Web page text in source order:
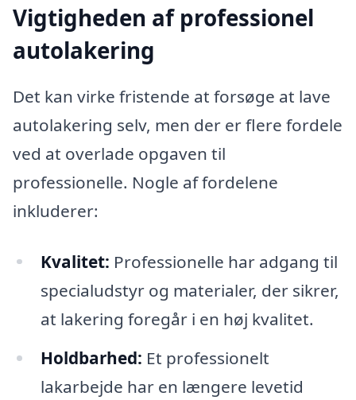
Vigtigheden af professionel
autolakering
Det kan virke fristende at forsøge at lave
autolakering selv, men der er flere fordele
ved at overlade opgaven til
professionelle. Nogle af fordelene
inkluderer:
Kvalitet: Professionelle har adgang til
specialudstyr og materialer, der sikrer,
at lakering foregår i en høj kvalitet.
Holdbarhed: Et professionelt
lakarbejde har en længere levetid